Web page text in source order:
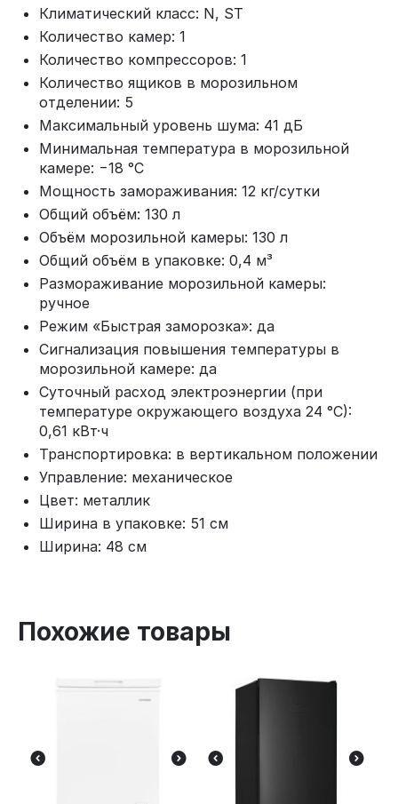
Климатический класс: N, ST
Количество камер: 1
Количество компрессоров: 1
Количество ящиков в морозильном
отделении: 5
Максимальный уровень шума: 41 дБ
Минимальная температура в морозильной
камере: −18 °C
Мощность замораживания: 12 кг/сутки
Общий объём: 130 л
Объём морозильной камеры: 130 л
Общий объём в упаковке: 0,4 м³
Размораживание морозильной камеры:
ручное
Режим «Быстрая заморозка»: да
Сигнализация повышения температуры в
морозильной камере: да
Суточный расход электроэнергии (при
температуре окружающего воздуха 24 °C):
0,61 кВт·ч
Транспортировка: в вертикальном положении
Управление: механическое
Цвет: металлик
Ширина в упаковке: 51 см
Ширина: 48 см
Похожие товары